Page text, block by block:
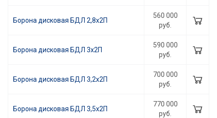
Борона дисковая БДЛ 2,8х2П
560 000
руб.
Борона дисковая БДЛ 3х2П
590 000
руб.
Борона дисковая БДЛ 3,2х2П
700 000
руб.
Борона дисковая БДЛ 3,5х2П
770 000
руб.